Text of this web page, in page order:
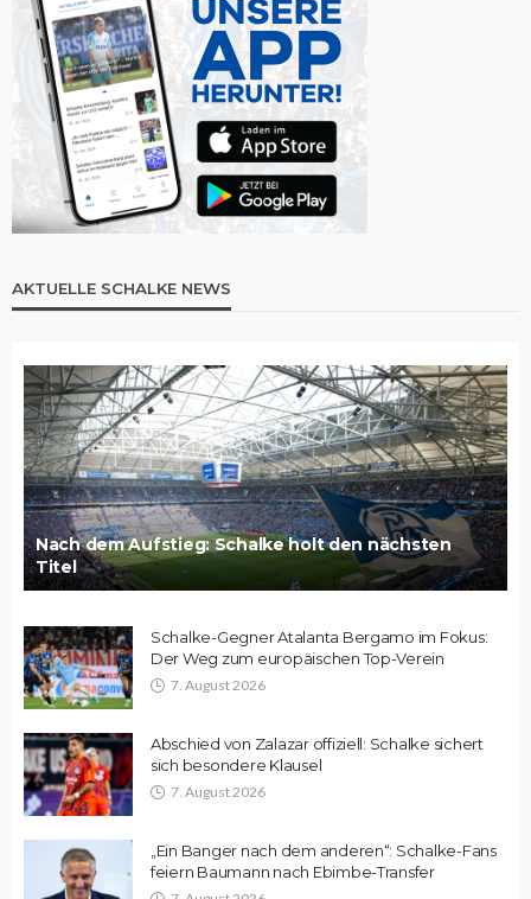
AKTUELLE SCHALKE NEWS
Nach dem Aufstieg: Schalke holt den nächsten
Titel
Schalke-Gegner Atalanta Bergamo im Fokus:
Der Weg zum europäischen Top-Verein
7. August 2026
Abschied von Zalazar offiziell: Schalke sichert
sich besondere Klausel
7. August 2026
„Ein Banger nach dem anderen“: Schalke-Fans
feiern Baumann nach Ebimbe-Transfer